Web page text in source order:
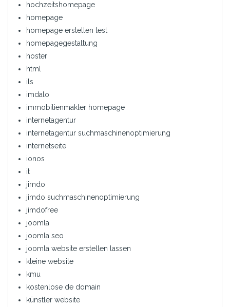
hochzeitshomepage
homepage
homepage erstellen test
homepagegestaltung
hoster
html
ils
imdalo
immobilienmakler homepage
internetagentur
internetagentur suchmaschinenoptimierung
internetseite
ionos
it
jimdo
jimdo suchmaschinenoptimierung
jimdofree
joomla
joomla seo
joomla website erstellen lassen
kleine website
kmu
kostenlose de domain
künstler website